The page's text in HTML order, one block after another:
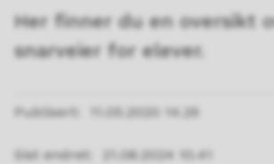
Her finner du en oversikt
snarveier for elever.
Publisert 11.05.2020 14.29
Sist endret 21.08.2024 10.41